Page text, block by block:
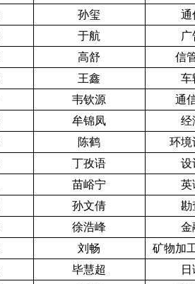
孙玺
通
于航
广
高舒
信
王鑫
车
韦钦源
通
牟锦凤
经
陈鹤
环境
丁孜语
设
苗峪宁
英
孙文倩
勘
徐浩峰
金
刘畅
矿物加
毕慧超